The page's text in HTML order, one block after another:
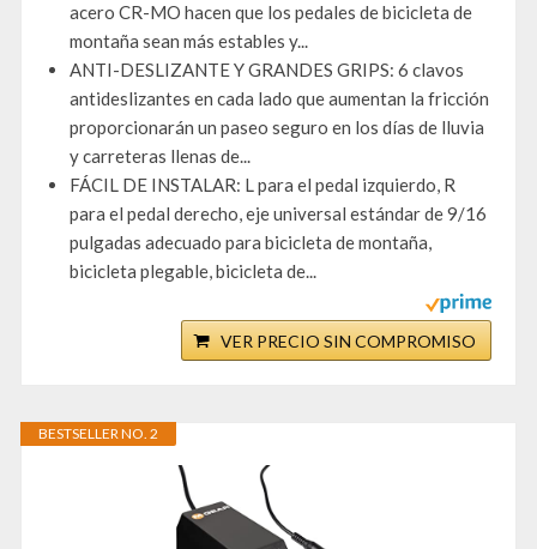
acero CR-MO hacen que los pedales de bicicleta de
montaña sean más estables y...
ANTI-DESLIZANTE Y GRANDES GRIPS: 6 clavos
antideslizantes en cada lado que aumentan la fricción
proporcionarán un paseo seguro en los días de lluvia
y carreteras llenas de...
FÁCIL DE INSTALAR: L para el pedal izquierdo, R
para el pedal derecho, eje universal estándar de 9/16
pulgadas adecuado para bicicleta de montaña,
bicicleta plegable, bicicleta de...
VER PRECIO SIN COMPROMISO
BESTSELLER NO. 2